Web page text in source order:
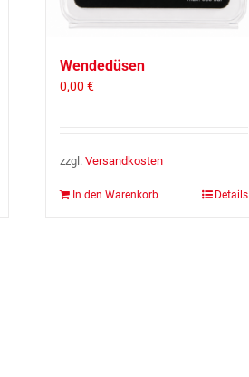
Wendedüsen
0,00 €
zzgl. Ver­sand­kos­ten
In den Warenkorb Details